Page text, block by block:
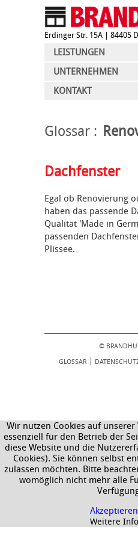
LEISTUNGEN
UNTERNEHMEN
KONTAKT
Glossar
Dachfenster
Egal ob Renovierung
haben das passende
Qualität 'Made in
passenden
Plissee.
©
GLOSSAR
Erdinger Str. 15A | 84405
Wir nutzen Cookies auf
essenziell für den Betrieb der
diese Website und die
Cookies). Sie können selbst
zulassen möchten. Bitte
womöglich nicht mehr alle
Akzeptieren
Weitere